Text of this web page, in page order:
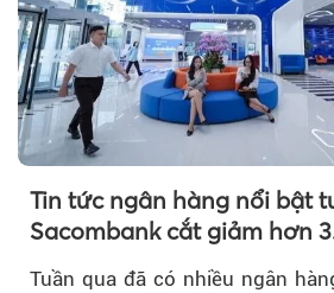
Tin tức ngân hàng nổi bật
Sacombank cắt giảm hơn
Tuần qua đã có nhiều ngân